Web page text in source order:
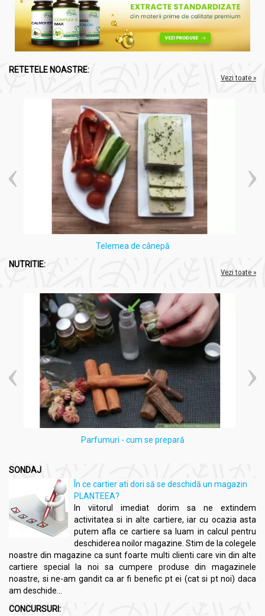
RETETELE NOASTRE:
Vezi toate »
Telemea de cânepă
NUTRITIE:
Vezi toate »
Parfumuri - cum se prepară
SONDAJ
În ce cartier ati dori să se deschidă un magazin
PLANTEEA?
In viitorul imediat dorim sa ne extindem
activitatea si in alte cartiere, iar cu ocazia asta
putem afla ce cartiere sa luam in calcul pentru
deschiderea noilor magazine. Stim de la colegele
noastre din magazine ca sunt foarte multi clienti care vin din alte
cartiere special la noi sa cumpere produse din magazinele
noastre, si ne-am gandit ca ar fi benefic pt ei (cat si pt noi) daca
am deschide...
CONCURSURI: